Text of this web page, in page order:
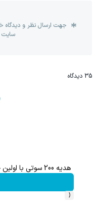
جهت ارسال نظر و دیدگاه
سایت
35 دیدگاه
هدیه 200 سوتی با اولین خرید از گرمی،همین حالا ثبت نام کن
‹